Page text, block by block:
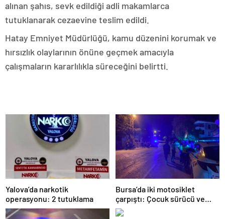
alınan şahıs, sevk edildiği adli makamlarca
tutuklanarak cezaevine teslim edildi.
​Hatay Emniyet Müdürlüğü, kamu düzenini korumak ve
hırsızlık olaylarının önüne geçmek amacıyla
çalışmaların kararlılıkla süreceğini belirtti.
Yalova’da narkotik
operasyonu: 2 tutuklama
Bursa’da iki motosiklet
çarpıştı: Çocuk sürücü ve
yolcu yaralandı